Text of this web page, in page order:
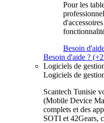
Pour les
Besoin
Besoin d'aide ?
Logiciels de
Logiciels de
Scantech Tunisie
(Mobile Device
complets et des
SOTI et 42Gears,